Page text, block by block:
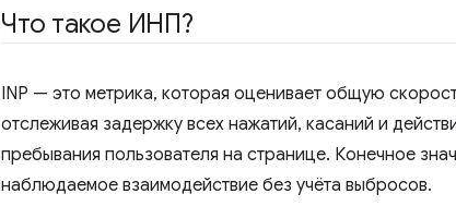
Что такое ИНП?
INP — это метрика, которая оценивает общую
отслеживая задержку всех нажатий, касаний и
пребывания пользователя на странице. Конечное
наблюдаемое взаимодействие без учёта выбросов.